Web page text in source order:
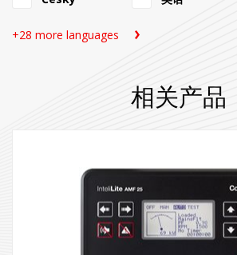
+28 more languages
相关产品